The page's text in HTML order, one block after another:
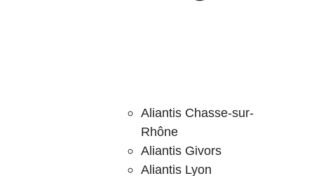
Aliantis Chasse-sur-
Rhône
Aliantis Givors
Aliantis Lyon